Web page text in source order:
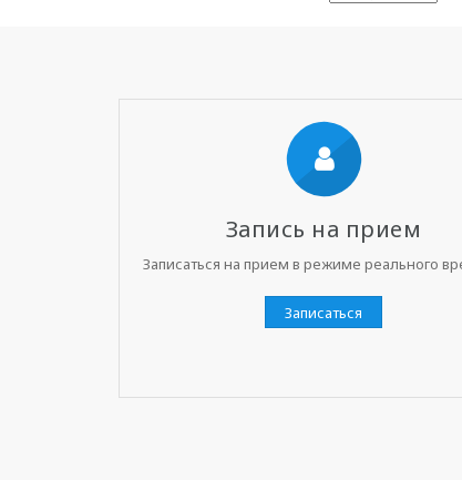
Запись на прием
Записаться на прием в режиме реального
Записаться